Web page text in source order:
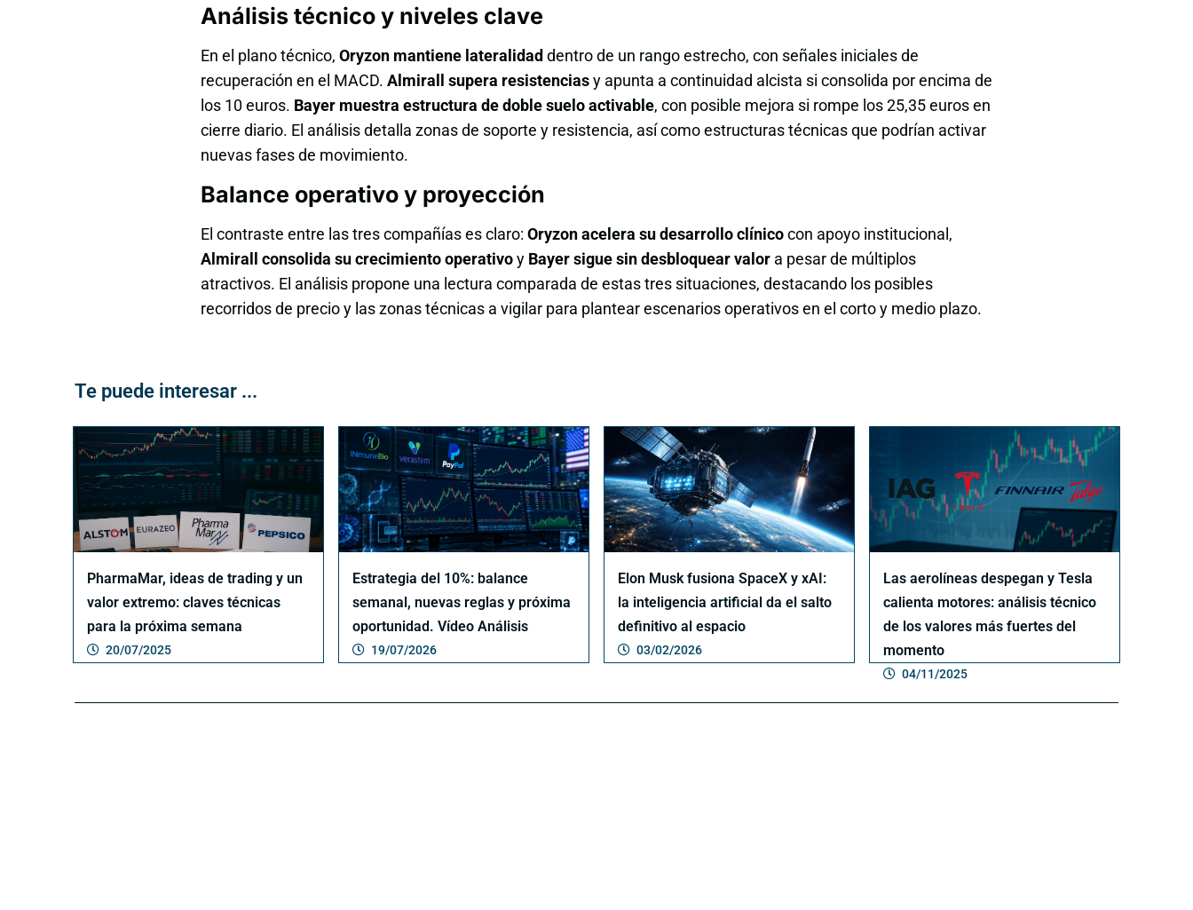
Análisis técnico y niveles clave
En el plano técnico, Oryzon mantiene lateralidad dentro de un rango estrecho, con señales iniciales de
recuperación en el MACD. Almirall supera resistenciasy apunta a continuidad alcista si consolida por encima de
los 10 euros. Bayer muestra estructura de doble suelo activable, con posible mejora si rompe los 25,35 euros en
cierre diario. El análisis detalla zonas de soporte y resistencia, así como estructuras técnicas que podrían activar
nuevas fases de movimiento.
Balance operativo y proyección
El contraste entre las tres compañías es claro: Oryzon acelera su desarrollo clínicocon apoyo institucional,
Almirall consolida su crecimiento operativoy Bayer sigue sin desbloquear valor a pesar de múltiplos
atractivos. El análisis propone una lectura comparada de estas tres situaciones, destacando los posibles
recorridos de precio y las zonas técnicas a vigilar para plantear escenarios operativos en el corto y medio plazo.
Te puede interesar ...
PharmaMar, ideas de trading y un
valor extremo: claves técnicas
para la próxima semana
20/07/2025
Estrategia del 10%: balance
semanal, nuevas reglas y próxima
oportunidad. Vídeo Análisis
19/07/2026
Elon Musk fusiona SpaceX y xAI:
la inteligencia artificial da el salto
definitivo al espacio
03/02/2026
Las aerolíneas despegan y Tesla
calienta motores: análisis técnico
de los valores más fuertes del
momento
04/11/2025